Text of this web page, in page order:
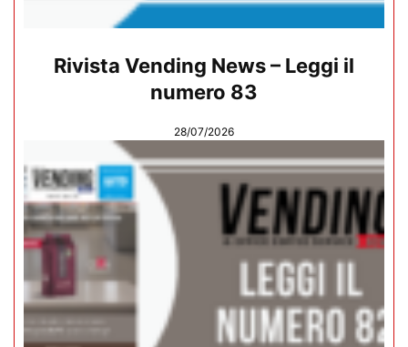
Rivista Vending News – Leggi il
numero 83
28/07/2026